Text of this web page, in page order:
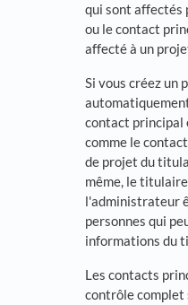
qui sont affectés
ou le contact
affecté à un
Si vous créez un
contact principal
comme le
de projet du
même, le
l'administrateur
personnes qui
informations du
Les contacts
contrôle complet